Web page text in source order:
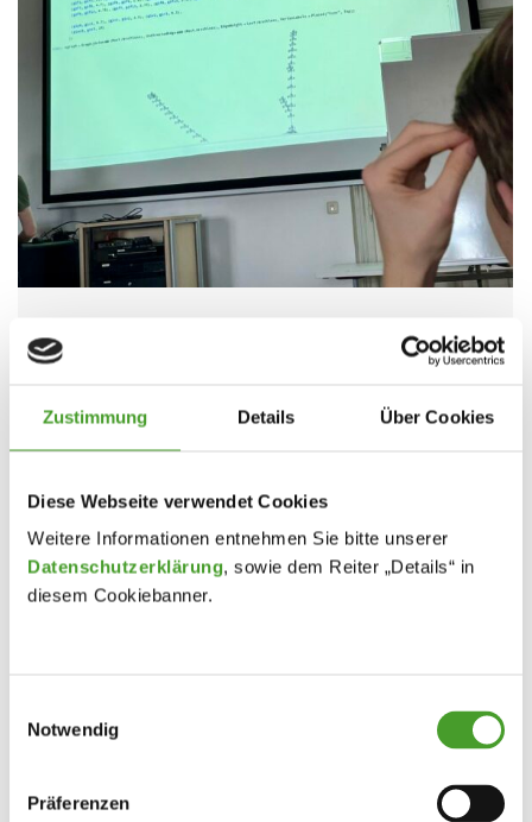
Zustimmung Details Über Cookies
Diese Webseite verwendet Cookies
Weitere Informationen entnehmen Sie bitte unserer
Datenschutzerklärung, sowie dem Reiter „Details“ in
diesem Cookiebanner.
Notwendig
Präferenzen
Mathe rettet Leben – Projektwoche
Angewandte Mathematik
Begabtenförderung
Schuljahr 2023/24
Rebekka Kucher & Maximilian Staflinger – 7C) in
der Woche vor den Semesterferien wieder an der
„Projektwoche Angewandte Mathematik“, welche
Weinberg veranstaltet wurde, teilnehmen und eine
Woche voller mathematischer Entdeckungen…